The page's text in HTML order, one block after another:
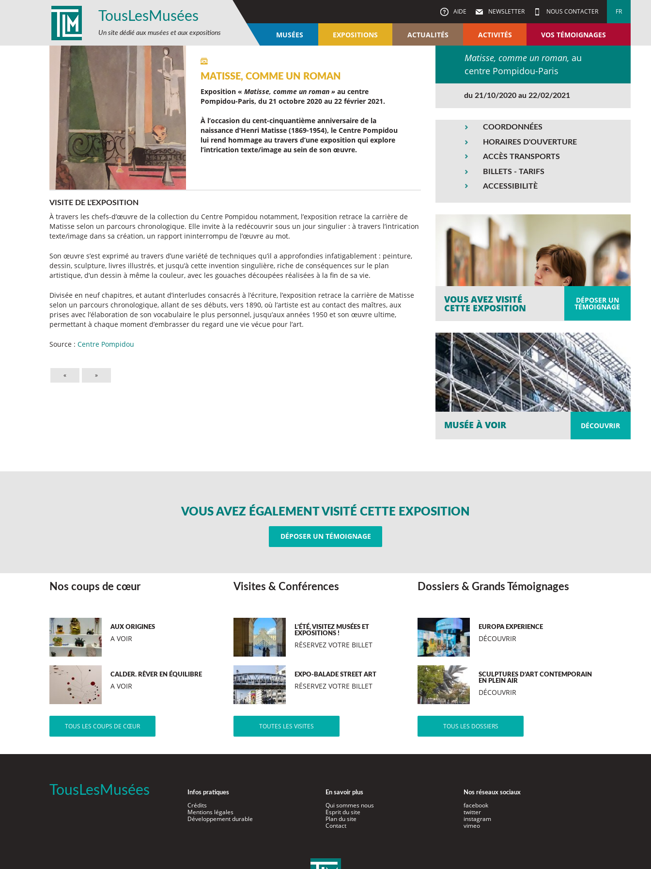
TousLesMusées
Un site dédié aux musées et aux expositions
AIDE NEWSLETTER NOUS CONTACTER FR
MUSÉES EXPOSITIONS ACTUALITÉS ACTIVITÉS VOS TÉMOIGNAGES
MATISSE, COMME UN ROMAN
Exposition « Matisse, comme un roman » au centre
Pompidou-Paris, du 21 octobre 2020 au 22 février 2021.
À l’occasion du cent-cinquantième anniversaire de la
naissance d’Henri Matisse (1869-1954), le Centre Pompidou
lui rend hommage au travers d’une exposition qui explore
l’intrication texte/image au sein de son œuvre.
VISITE DE L'EXPOSITION
À travers les chefs-d’œuvre de la collection du Centre Pompidou notamment, l’exposition retrace la carrière de
Matisse selon un parcours chronologique. Elle invite à la redécouvrir sous un jour singulier : à travers l’intrication
texte/image dans sa création, un rapport ininterrompu de l’œuvre au mot.
Son œuvre s’est exprimé au travers d’une variété de techniques qu’il a approfondies infatigablement : peinture,
dessin, sculpture, livres illustrés, et jusqu’à cette invention singulière, riche de conséquences sur le plan
artistique, d’un dessin à même la couleur, avec les gouaches découpées réalisées à la fin de sa vie.
Divisée en neuf chapitres, et autant d’interludes consacrés à l’écriture, l’exposition retrace la carrière de Matisse
selon un parcours chronologique, allant de ses débuts, vers 1890, où l’artiste est au contact des maîtres, aux
prises avec l’élaboration de son vocabulaire le plus personnel, jusqu’aux années 1950 et son œuvre ultime,
permettant à chaque moment d’embrasser du regard une vie vécue pour l’art.
Source : Centre Pompidou
« »
Matisse, comme un roman, au
centre Pompidou-Paris
du 21/10/2020 au 22/02/2021
COORDONNÉES
HORAIRES D'OUVERTURE
ACCÈS TRANSPORTS
BILLETS - TARIFS
ACCESSIBILITÈ
DÉPOSER UN
TÉMOIGNAGE
VOUS AVEZ VISITÉ
CETTE EXPOSITION
DÉCOUVRIR
MUSÉE À VOIR
VOUS AVEZ ÉGALEMENT VISITÉ CETTE EXPOSITION
DÉPOSER UN TÉMOIGNAGE
Nos coups de cœur
AUX ORIGINES
A VOIR
CALDER. RÊVER EN ÉQUILIBRE
A VOIR
TOUS LES COUPS DE CŒUR
Visites & Conférences
L’ÉTÉ, VISITEZ MUSÉES ET
EXPOSITIONS !
RÉSERVEZ VOTRE BILLET
EXPO-BALADE STREET ART
RÉSERVEZ VOTRE BILLET
TOUTES LES VISITES
Dossiers & Grands Témoignages
EUROPA EXPERIENCE
DÉCOUVRIR
SCULPTURES D’ART CONTEMPORAIN
EN PLEIN AIR
DÉCOUVRIR
TOUS LES DOSSIERS
TousLesMusées Infos pratiques
Crédits
Mentions légales
Développement durable
En savoir plus
Qui sommes nous
Esprit du site
Plan du site
Contact
Nos réseaux sociaux
facebook
twitter
instagram
vimeo